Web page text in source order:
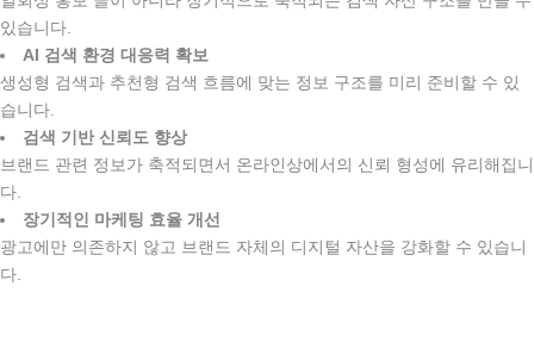
있습니다.
AI 검색 환경 대응력 확보
생성형 검색과 추천형 검색 흐름에 맞는 정보 구조를 미리 준비할 수 있
습니다.
검색 기반 신뢰도 향상
브랜드 관련 정보가 축적되면서 온라인상에서의 신뢰 형성에 유리해집니
다.
장기적인 마케팅 효율 개선
광고에만 의존하지 않고 브랜드 자체의 디지털 자산을 강화할 수 있습니
다.